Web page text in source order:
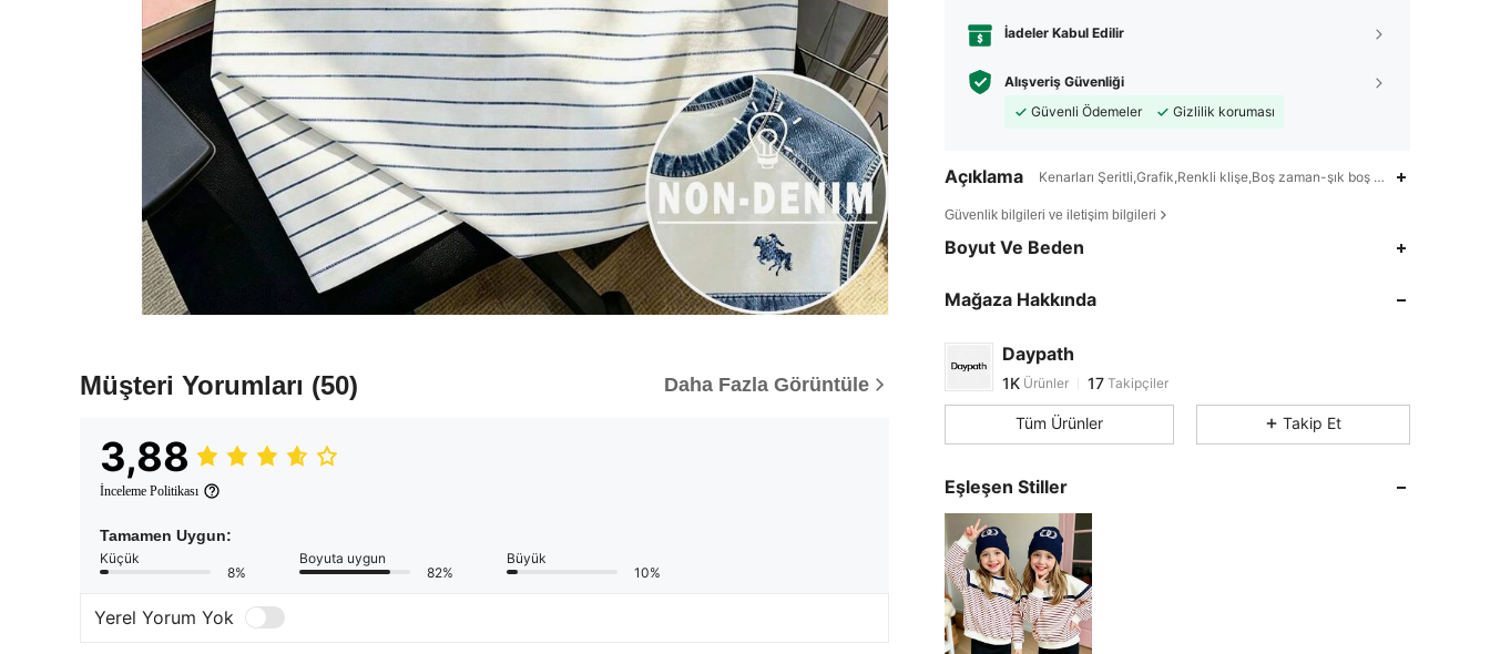
Müşteri Yorumları (50) Daha Fazla Görüntüle
3,88
İnceleme Politikası
Tamamen Uygun:
Küçük
8%
Boyuta uygun
82%
Büyük
10%
Yerel Yorum Yok
İadeler Kabul Edilir
Alışveriş Güvenliği
Güvenli Ödemeler
Gizlilik koruması
Açıklama Kenarları Şeritli,Grafik,Renkli klişe,Boş zaman-şık boş zaman
Güvenlik bilgileri ve iletişim bilgileri
Boyut Ve Beden
Mağaza Hakkında
Daypath
1K Ürünler
n***2 30 dakika önce
Tüm Ürünler Takip Et
Eşleşen Stiller